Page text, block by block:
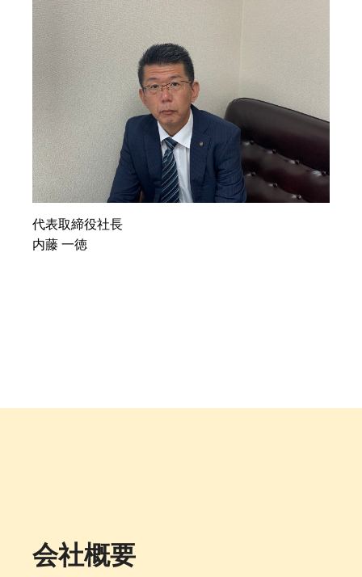
代表取締役社長
内藤 一徳
会社概要